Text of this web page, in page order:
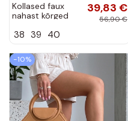
Kollased faux
nahast kõrged
lakiefektiga
39,83 €
56,90 €
38 39 40
−10%